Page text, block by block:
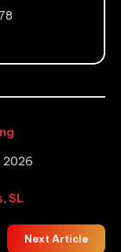
2026
, SL
Next Article